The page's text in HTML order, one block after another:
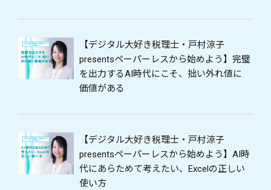
【デジタル大好き税理士・戸村涼子
presentsペーパーレスから始めよう】完璧
を出力するAI時代にこそ、拙い外れ値に
価値がある
【デジタル大好き税理士・戸村涼子
presentsペーパーレスから始めよう】AI時
代にあらためて考えたい、Excelの正しい
使い方